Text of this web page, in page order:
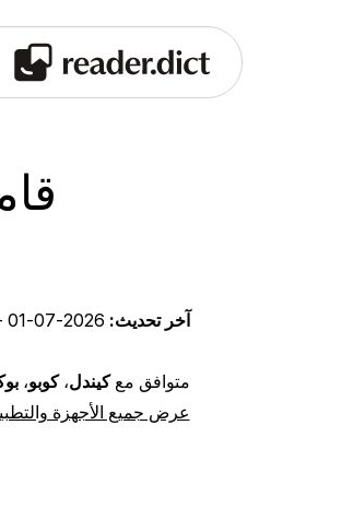
آخر تحديث: 2026-07-01
متوافق معكيندل،كوبو،
عرض جميع الأجهزة